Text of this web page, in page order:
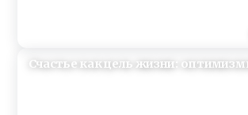
Счастье как цель жизни: оптимизм